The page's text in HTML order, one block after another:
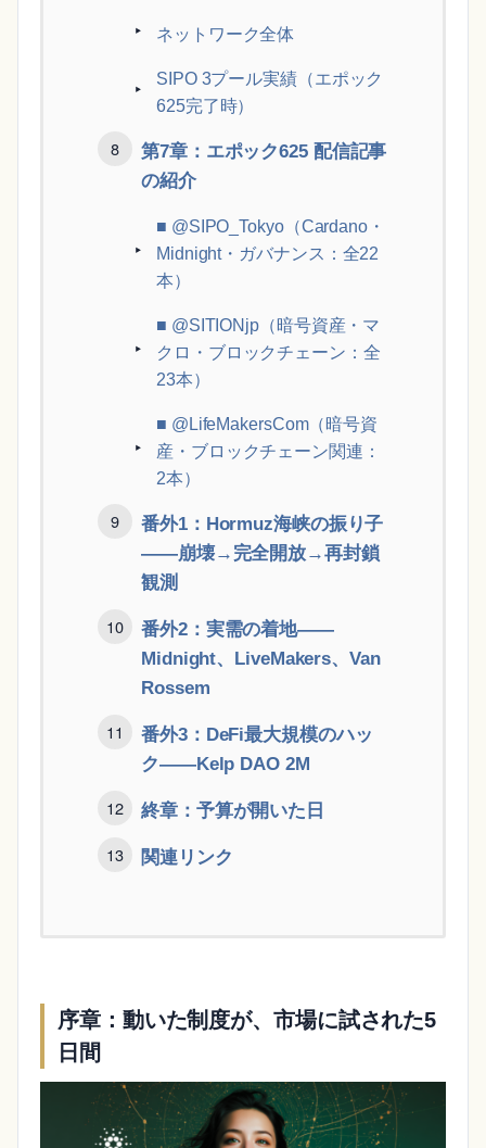
ネットワーク全体
SIPO 3プール実績（エポック
625完了時）
第7章：エポック625 配信記事
の紹介
■ @SIPO_Tokyo（Cardano・
Midnight・ガバナンス：全22
本）
■ @SITIONjp（暗号資産・マ
クロ・ブロックチェーン：全
23本）
■ @LifeMakersCom（暗号資
産・ブロックチェーン関連：
2本）
番外1：Hormuz海峡の振り子
——崩壊→完全開放→再封鎖
観測
番外2：実需の着地——
Midnight、LiveMakers、Van
Rossem
番外3：DeFi最大規模のハッ
ク——Kelp DAO 2M
終章：予算が開いた日
関連リンク
序章：動いた制度が、市場に試された5
日間